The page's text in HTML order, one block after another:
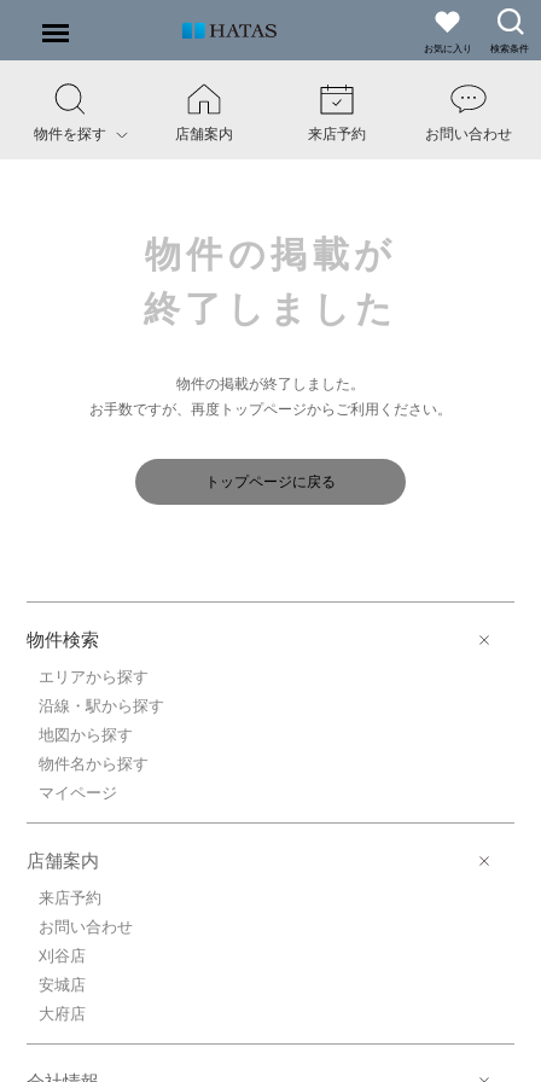
お気に入り 検索条件
物件を探す 店舗案内 来店予約 お問い合わせ
物件の掲載が
終了しました
物件の掲載が終了しました。
お手数ですが、再度トップページからご利用ください。
トップページに戻る
物件検索
エリアから探す
沿線・駅から探す
地図から探す
物件名から探す
マイページ
店舗案内
来店予約
お問い合わせ
刈谷店
安城店
大府店